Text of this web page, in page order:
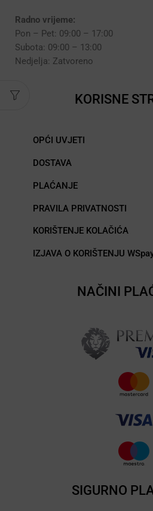
Radno vrijeme:
Pon – Pet: 09:00 – 17:00
Subota: 09:00 – 13:00
Nedjelja: Zatvoreno
KORISNE
OPĆI UVJETI
DOSTAVA
PLAĆANJE
PRAVILA PRIVATNOSTI
KORIŠTENJE KOLAČIĆA
IZJAVA O KORIŠTENJU
NAČINI
SIGURNO